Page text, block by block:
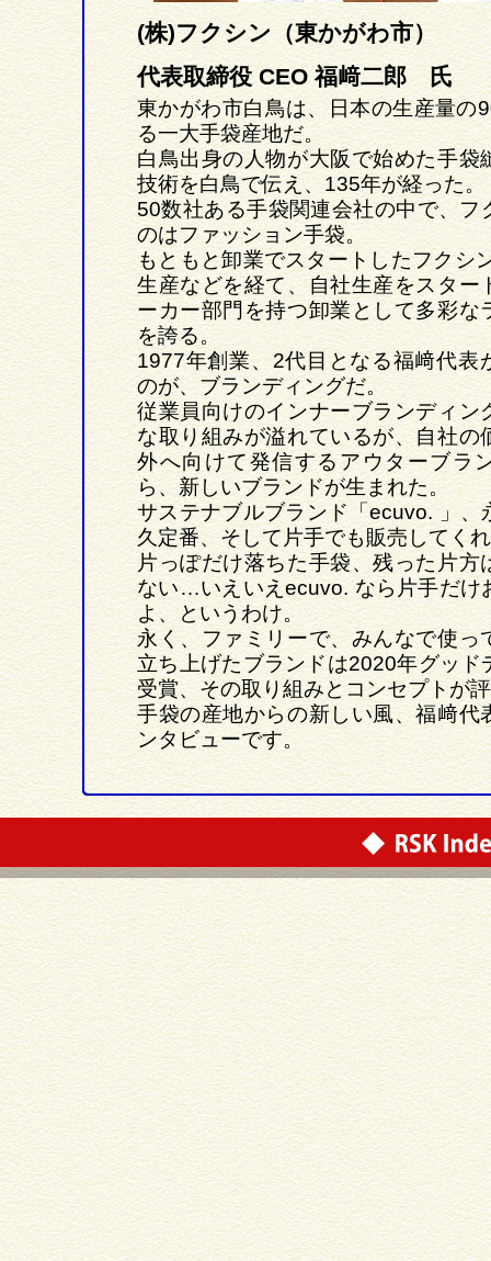
(株)フクシン（東かがわ市）
代表取締役 CEO 福﨑二郎 氏
東かがわ市白鳥は、日本の生産量の
る一大手袋産地だ。
白鳥出身の人物が大阪で始めた手袋
技術を白鳥で伝え、135年が経った。
50数社ある手袋関連会社の中で、フ
のはファッション手袋。
もともと卸業でスタートしたフクシ
生産などを経て、自社生産をスター
ーカー部門を持つ卸業として多彩な
を誇る。
1977年創業、2代目となる福﨑代表
のが、ブランディングだ。
従業員向けのインナーブランディン
な取り組みが溢れているが、自社の
外へ向けて発信するアウターブラ
ら、新しいブランドが生まれた。
サステナブルブランド「ecuvo. 」、
久定番、そして片手でも販売してく
片っぽだけ落ちた手袋、残った片方
ない…いえいえecuvo. なら片手だけ
よ、というわけ。
永く、ファミリーで、みんなで使っ
立ち上げたブランドは2020年グッド
受賞、その取り組みとコンセプトが
手袋の産地からの新しい風、福﨑代
ンタビューです。